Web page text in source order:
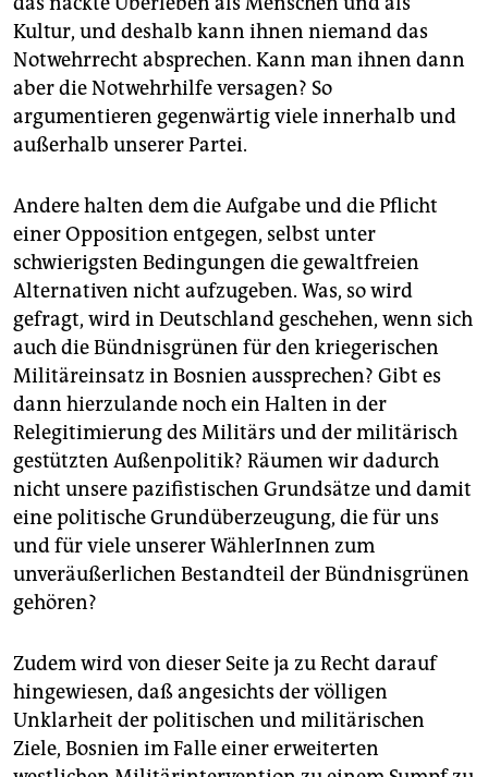
Kultur, und deshalb kann ihnen niemand das
Notwehrrecht absprechen. Kann man ihnen dann
aber die Notwehrhilfe versagen? So
argumentieren gegenwärtig viele innerhalb und
außerhalb unserer Partei.
Andere halten dem die Aufgabe und die Pflicht
einer Opposition entgegen, selbst unter
schwierigsten Bedingungen die gewaltfreien
Alternativen nicht aufzugeben. Was, so wird
gefragt, wird in Deutschland geschehen, wenn sich
auch die Bündnisgrünen für den kriegerischen
Militäreinsatz in Bosnien aussprechen? Gibt es
dann hierzulande noch ein Halten in der
Relegitimierung des Militärs und der militärisch
gestützten Außenpolitik? Räumen wir dadurch
nicht unsere pazifistischen Grundsätze und damit
eine politische Grundüberzeugung, die für uns
und für viele unserer WählerInnen zum
unveräußerlichen Bestandteil der Bündnisgrünen
gehören?
Zudem wird von dieser Seite ja zu Recht darauf
hingewiesen, daß angesichts der völligen
Unklarheit der politischen und militärischen
Ziele, Bosnien im Falle einer erweiterten